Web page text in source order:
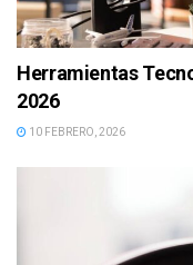
Herramientas
2026
10 FEBRERO, 2026